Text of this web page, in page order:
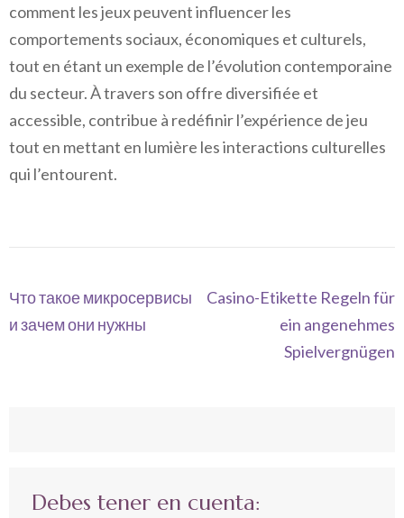
comment les jeux peuvent influencer les
comportements sociaux, économiques et culturels,
tout en étant un exemple de l’évolution contemporaine
du secteur. À travers son offre diversifiée et
accessible, contribue à redéfinir l’expérience de jeu
tout en mettant en lumière les interactions culturelles
qui l’entourent.
Navegación
de
Что такое микросервисы
и зачем они нужны
Casino-Etikette Regeln für
ein angenehmes
Spielvergnügen
Debes tener en cuenta: